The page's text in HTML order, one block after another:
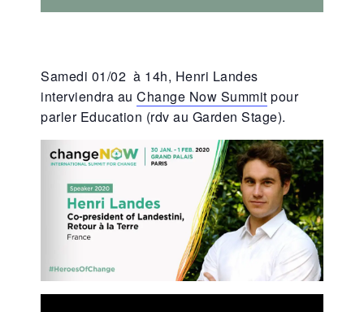
Samedi 01/02 à 14h, Henri Landes
interviendra au Change Now Summit pour
parler Education (rdv au Garden Stage).